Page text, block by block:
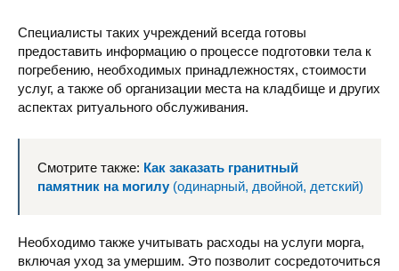
Специалисты таких учреждений всегда готовы
предоставить информацию о процессе подготовки тела к
погребению, необходимых принадлежностях, стоимости
услуг, а также об организации места на кладбище и других
аспектах ритуального обслуживания.
Смотрите также: Как заказать гранитный
памятник на могилу (одинарный, двойной, детский)
Необходимо также учитывать расходы на услуги морга,
включая уход за умершим. Это позволит сосредоточиться